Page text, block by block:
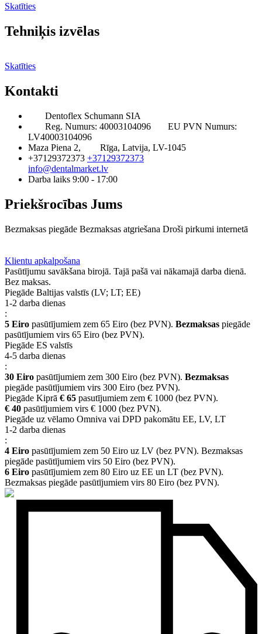
Skatīties
Tehniķis izvēlas
Skatīties
Kontakti
Dentoflex Schumann SIA
Reg. Numurs: 40003104096
EU PVN Numurs:
LV40003104096
Maza Piena 2,
Rīga, Latvija, LV-1045
+37129372373 +37129372373
info@dentalmarket.lv
Darba laiks 9:00 - 17:00
Priekšrocības Jums
Bezmaksas piegāde Bezmaksas atgriešana Droši pirkumi internetā
Klientu apkalpošana
Pasūtījumu savākšana birojā. Tajā pašā vai nākamajā darba dienā.
Bez maksas.
Piegāde Baltijas valstīs (LV; LT; EE)
1-2 darba dienas
:
5 Eiro pasūtījumiem zem 65 Eiro (bez PVN). Bezmaksas piegāde
pasūtījumiem virs 65 Eiro (bez PVN).
Piegāde ES valstīs
4-5 darba dienas
:
30 Eiro pasūtījumiem zem 300 Eiro (bez PVN). Bezmaksas
piegāde pasūtījumiem virs 300 Eiro (bez PVN).
Piegāde Kiprā € 65 pasutījumiem zem € 1000 (bez PVN).
€ 40 pasūtījumiem virs € 1000 (bez PVN).
Piegāde uz vēlamo Omniva vai DPD pakomātu EE, LV, LT
1-2 darba dienas
:
4 Eiro pasūtījumiem zem 50 Eiro uz LV (bez PVN). Bezmaksas
piegāde pasūtījumiem virs 50 Eiro (bez PVN).
6 Eiro pasūtījumiem zem 80 Eiro uz EE un LT (bez PVN).
Bezmaksas piegāde pasūtījumiem virs 80 Eiro (bez PVN).